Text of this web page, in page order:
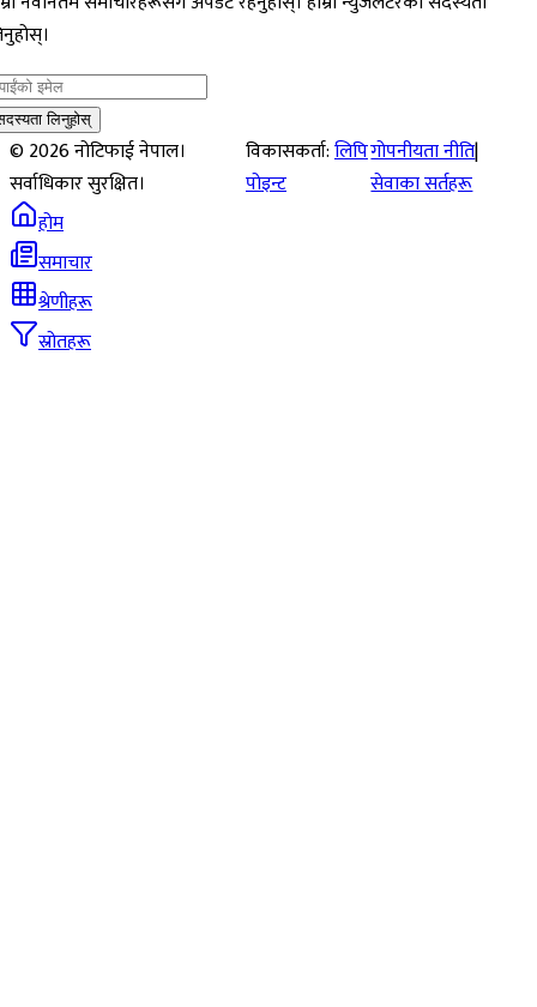
लिनुहोस्
©2026नोटिफाई नेपाल।
सर्वाधिकार सुरक्षित।
विकासकर्ता:लिपि
पोइन्ट
गोपनीयता नीति|
सेवाका सर्तहरू
होम
समाचार
श्रेणीहरू
स्रोतहरू